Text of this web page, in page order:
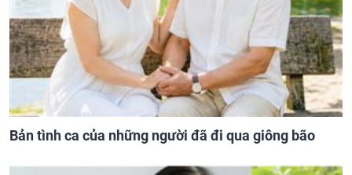
Bản tình ca của những người đã đi qua giông bão